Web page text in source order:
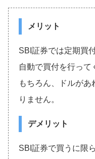
メリット
SBI証券では定期買
自動で買付を行って
もちろん、ドルが
りません。
デメリット
SBI証券で買うに限